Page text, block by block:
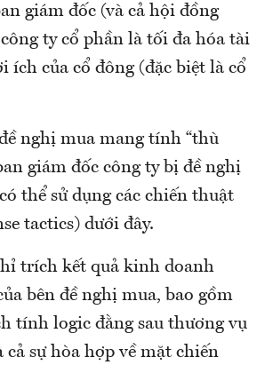
giám đốc (và cả hội đồng
ty cổ phần là tối đa hóa tài
ích của cổ đông (đặc biệt là cổ
nghị mua mang tính “thù
giám đốc công ty bị đề nghị
thể sử dụng các chiến thuật
tactics) dưới đây.
trích kết quả kinh doanh
bên đề nghị mua, bao gồm
tính logic đằng sau thương vụ
cả sự hòa hợp về mặt chiến